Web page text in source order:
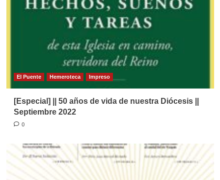
El Puente Hemeroteca Impreso
[Especial] || 50 años de vida de nuestra Diócesis ||
Septiembre 2022
0